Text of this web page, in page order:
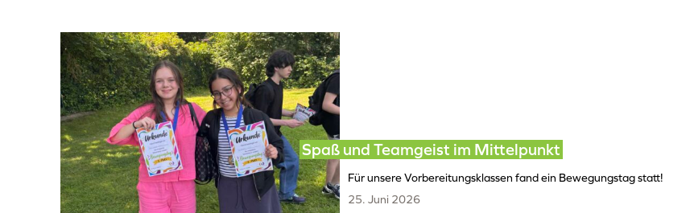
Spaß und Teamgeist im Mittelpunkt
Für unsere Vorbereitungsklassen fand ein Bewegungstag statt!
25. Juni 2026